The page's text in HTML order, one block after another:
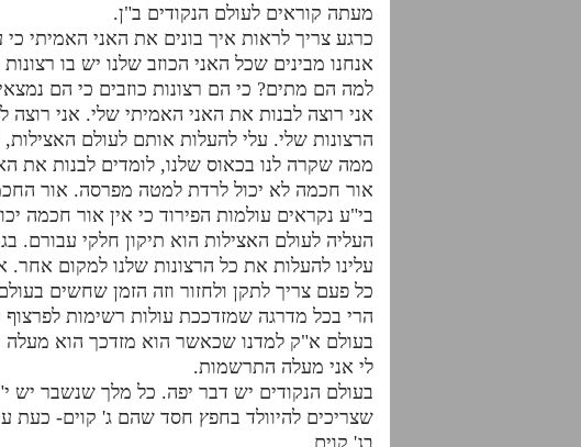
מעתה קוראים לעולם הנקודים ב"ן.
כרגע צריך לראות איך בונים את האני האמיתי
אנחנו מבינים שכל האני הכוזב שלנו יש בו
למה הם מתים? כי הם רצונות כוזבים כי הם
אני רוצה לבנות את האני האמיתי שלי. אני
הרצונות שלי. עלי להעלות אותם לעולם
ממה שקרה לנו בכאוס שלנו, לומדים לבנות את
אור חכמה לא יכול לרדת למטה מפרסה. אור
בי"ע נקראים עולמות הפירוד כי אין אור חכמה
העליה לעולם האצילות הוא תיקון חלקי עבורם.
עלינו להעלות את כל הרצונות שלנו למקום
כל פעם צריך לתקן ולחזור וזה הזמן שחשים
הרי בכל מדרגה שמזדככת עולות רשימות
בעולם א"ק למדנו שכאשר הוא מזדכך הוא
לי אני מעלה התרשמות.
בעולם הנקודים יש דבר יפה. כל מלך שנשבר יש
שצריכים להיוולד בחפץ חסד שהם ג' קוים- כעת
בג' קוים.